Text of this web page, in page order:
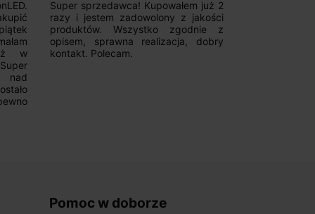
już 2
z
Szybka realizacja zamówienia,
konkurencyjna cena oraz fachowa
pomoc w zakresie szyn
magnetycznych. Wiele możliwości
wyboru. Z pewnością skorzystam
Pomoc w doborze